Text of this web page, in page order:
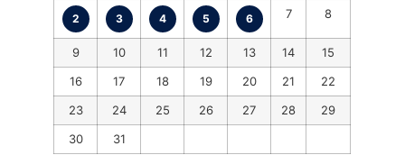
2 3 4 5 6 7 8
9 10 11 12 13 14
15
16
17 18 19 20 21
22
23
24 25 26 27 28
29
30
31